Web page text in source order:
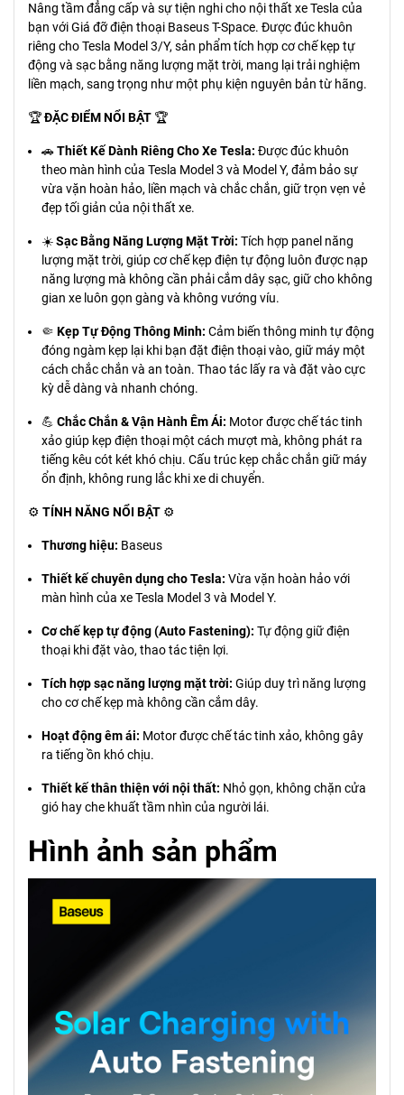
Nâng tầm đẳng cấp và sự tiện nghi cho nội thất xe Tesla của
bạn với Giá đỡ điện thoại Baseus T-Space. Được đúc khuôn
riêng cho Tesla Model 3/Y, sản phẩm tích hợp cơ chế kẹp tự
động và sạc bằng năng lượng mặt trời, mang lại trải nghiệm
liền mạch, sang trọng như một phụ kiện nguyên bản từ hãng.
🏆ĐẶC ĐIỂM NỔI BẬT 🏆
🚗Thiết Kế Dành Riêng Cho Xe Tesla: Được đúc khuôn
theo màn hình của Tesla Model 3 và Model Y, đảm bảo sự
vừa vặn hoàn hảo, liền mạch và chắc chắn, giữ trọn vẹn vẻ
đẹp tối giản của nội thất xe.
☀️Sạc Bằng Năng Lượng Mặt Trời: Tích hợp panel năng
lượng mặt trời, giúp cơ chế kẹp điện tự động luôn được nạp
năng lượng mà không cần phải cắm dây sạc, giữ cho không
gian xe luôn gọn gàng và không vướng víu.
🤏 Kẹp Tự Động Thông Minh: Cảm biến thông minh tự động
đóng ngàm kẹp lại khi bạn đặt điện thoại vào, giữ máy một
cách chắc chắn và an toàn. Thao tác lấy ra và đặt vào cực
kỳ dễ dàng và nhanh chóng.
💪 Chắc Chắn & Vận Hành Êm Ái: Motor được chế tác tinh
xảo giúp kẹp điện thoại một cách mượt mà, không phát ra
tiếng kêu cót két khó chịu. Cấu trúc kẹp chắc chắn giữ máy
ổn định, không rung lắc khi xe di chuyển.
⚙️ TÍNH NĂNG NỔI BẬT ⚙️
Thương hiệu: Baseus
Thiết kế chuyên dụng cho Tesla: Vừa vặn hoàn hảo với
màn hình của xe Tesla Model 3 và Model Y.
Cơ chế kẹp tự động (Auto Fastening): Tự động giữ điện
thoại khi đặt vào, thao tác tiện lợi.
Tích hợp sạc năng lượng mặt trời: Giúp duy trì năng lượng
cho cơ chế kẹp mà không cần cắm dây.
Hoạt động êm ái: Motor được chế tác tinh xảo, không gây
ra tiếng ồn khó chịu.
Thiết kế thân thiện với nội thất: Nhỏ gọn, không chặn cửa
gió hay che khuất tầm nhìn của người lái.
Hình ảnh sản phẩm